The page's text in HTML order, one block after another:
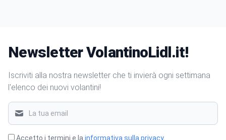
Newsletter VolantinoLidl.it!
Iscriviti alla nostra newsletter che ti invierà ogni settimana
l'elenco dei nuovi volantini!
Accetto i termini e la informativa sulla privacy.